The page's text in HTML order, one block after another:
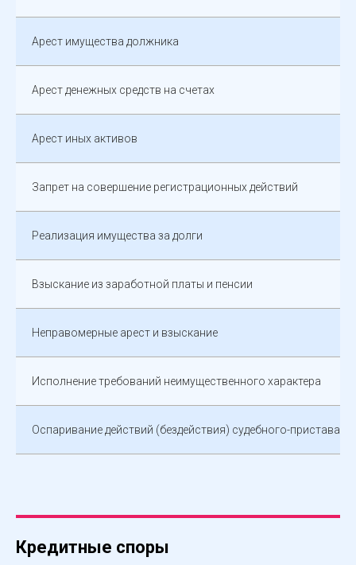
Арест имущества должника
Арест денежных средств на счетах
Арест иных активов
Запрет на совершение регистрационных действий
Реализация имущества за долги
Взыскание из заработной платы и пенсии
Неправомерные арест и взыскание
Исполнение требований неимущественного характера
Оспаривание действий (бездействия) судебного-пристава
Кредитные споры